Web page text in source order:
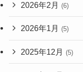
2026年2月 (6)
2026年1月 (5)
2025年12月 (5)